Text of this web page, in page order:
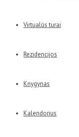
Virtualūs turai
Rezidencijos
Knygynas
Kalendorius